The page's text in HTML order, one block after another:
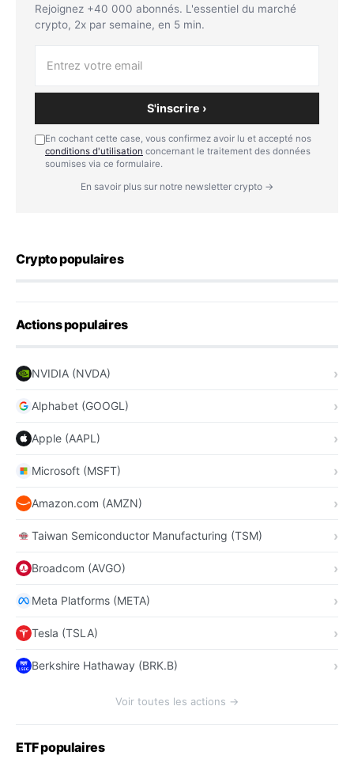
Rejoignez +40 000 abonnés. L'essentiel du marché
crypto, 2x par semaine, en 5 min.
S'inscrire ›
En cochant cette case, vous confirmez avoir lu et accepté nos
conditions d'utilisation concernant le traitement des données
soumises via ce formulaire.
En savoir plus sur notre newsletter crypto →
Crypto populaires
Actions populaires
NVIDIA (NVDA)
Alphabet (GOOGL)
Apple (AAPL)
Microsoft (MSFT)
Amazon.com (AMZN)
Taiwan Semiconductor Manufacturing (TSM)
Broadcom (AVGO)
Meta Platforms (META)
Tesla (TSLA)
Berkshire Hathaway (BRK.B)
Voir toutes les actions →
ETF populaires